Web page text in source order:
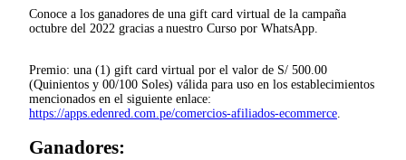
Conoce a los ganadores de una gift card virtual de la campaña
octubre del 2022 gracias a nuestro Curso por WhatsApp.
Premio: una (1) gift card virtual por el valor de S/ 500.00
(Quinientos y 00/100 Soles) válida para uso en los establecimientos
mencionados en el siguiente enlace:
https://apps.edenred.com.pe/comercios-afiliados-ecommerce.
Ganadores: